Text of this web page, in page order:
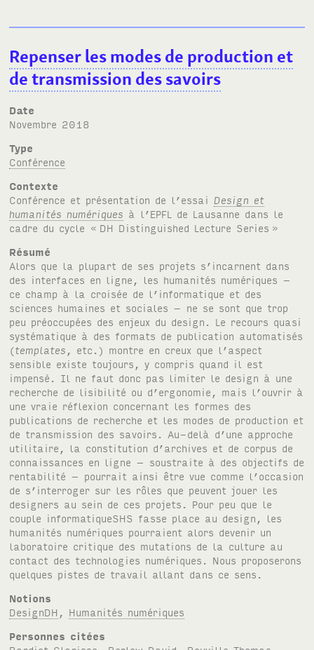
Repenser les modes de production et
de transmission des savoirs
Date
novembre 2018
Type
Conférence
Contexte
Conférence et présentation de l’essai Design et
humanités numériques à l’EPFL
de Lausanne dans le
cadre du cycle « DH Distinguished Lecture Series »
Résumé
Alors que la plupart de ses projets s’incarnent dans
des interfaces en ligne, les humanités numériques –
ce champ à la croisée de l’informatique et des
sciences humaines et sociales – ne se sont que trop
peu préoccupées des enjeux du design. Le recours quasi
systématique à des formats de publication automatisés
(templates , etc.) montre en creux que l’aspect
sensible existe toujours, y compris quand il est
impensé. Il ne faut donc pas limiter le design à une
recherche de lisibilité ou d’ergonomie, mais l’ouvrir à
une vraie réflexion concernant les formes des
publications de recherche et les modes de production et
de transmission des savoirs. Au-delà d’une approche
utilitaire, la constitution d’archives et de corpus de
connaissances en ligne – soustraite à des objectifs de
rentabilité – pourrait ainsi être vue comme l’occasion
de s’interroger sur les rôles que peuvent jouer les
designers au sein de ces projets. Pour peu que le
couple informatiqueSHS fasse place au design, les
humanités numériques pourraient alors devenir un
laboratoire critique des mutations de la culture au
contact des technologies numériques. Nous proposerons
quelques pistes de travail allant dans ce sens.
Notions
DesignDH
Humanités numériques
Personnes citées